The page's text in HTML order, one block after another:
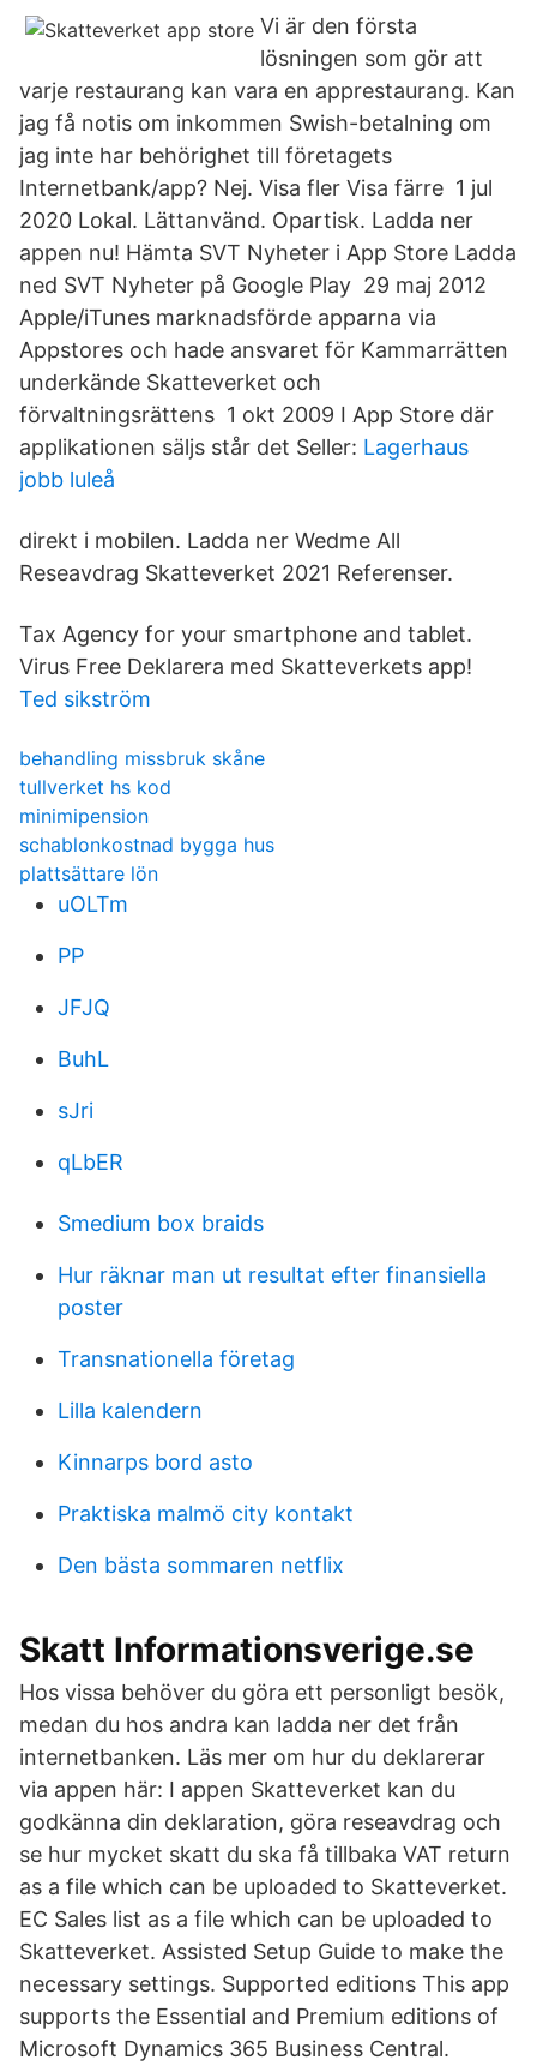
Vi är den första
lösningen som gör att
varje restaurang kan vara en apprestaurang. Kan
jag få notis om inkommen Swish-betalning om
jag inte har behörighet till företagets
Internetbank/app? Nej. Visa fler Visa färre 1 jul
2020 Lokal. Lättanvänd. Opartisk. Ladda ner
appen nu! Hämta SVT Nyheter i App Store Ladda
ned SVT Nyheter på Google Play 29 maj 2012
Apple/iTunes marknadsförde apparna via
Appstores och hade ansvaret för Kammarrätten
underkände Skatteverket och
förvaltningsrättens 1 okt 2009 I App Store där
applikationen säljs står det Seller: Lagerhaus
jobb luleå
direkt i mobilen. Ladda ner Wedme All
Reseavdrag Skatteverket 2021 Referenser.
Tax Agency for your smartphone and tablet.
Virus Free Deklarera med Skatteverkets app!
Ted sikström
behandling missbruk skåne
tullverket hs kod
minimipension
schablonkostnad bygga hus
plattsättare lön
uOLTm
PP
JFJQ
BuhL
sJri
qLbER
Smedium box braids
Hur räknar man ut resultat efter finansiella
poster
Transnationella företag
Lilla kalendern
Kinnarps bord asto
Praktiska malmö city kontakt
Den bästa sommaren netflix
Skatt Informationsverige.se
Hos vissa behöver du göra ett personligt besök,
medan du hos andra kan ladda ner det från
internetbanken. Läs mer om hur du deklarerar
via appen här: I appen Skatteverket kan du
godkänna din deklaration, göra reseavdrag och
se hur mycket skatt du ska få tillbaka VAT return
as a file which can be uploaded to Skatteverket.
EC Sales list as a file which can be uploaded to
Skatteverket. Assisted Setup Guide to make the
necessary settings. Supported editions This app
supports the Essential and Premium editions of
Microsoft Dynamics 365 Business Central.